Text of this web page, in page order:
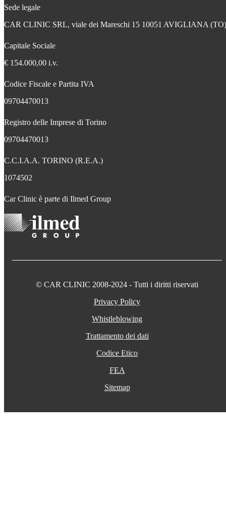
Sede legale
CAR CLINIC SRL, viale dei Mareschi 15 10051 AVIGLIANA (TO)
Capitale Sociale
€ 154.000,00 i.v.
Codice Fiscale e Partita IVA
09704470013
Registro delle Imprese di Torino
09704470013
C.C.I.A.A. TORINO (R.E.A.)
1074502
Car Clinic è parte di Ilmed Group
© CAR CLINIC 2008-2024 - Tutti i diritti riservati
Privacy Policy
Whistleblowing
Trattamento dei dati
Codice Etico
FEA
Sitemap